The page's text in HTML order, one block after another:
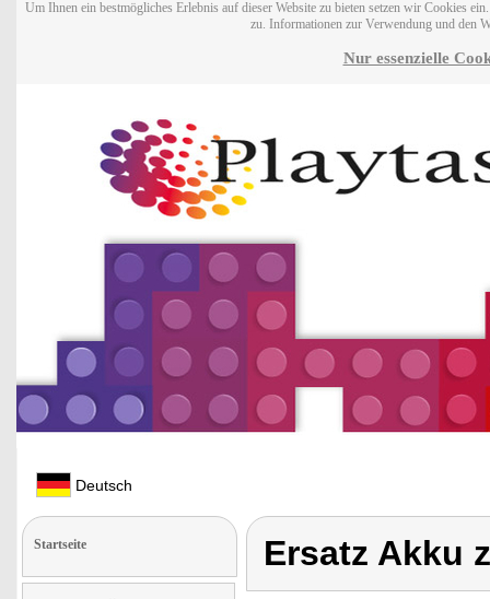
Um Ihnen ein bestmögliches Erlebnis auf dieser Website zu bieten setzen wir Cookies
zu. Informationen zur Verwendung und den
Nur essenzielle
Deutsch
Startseite Ersatz Akku